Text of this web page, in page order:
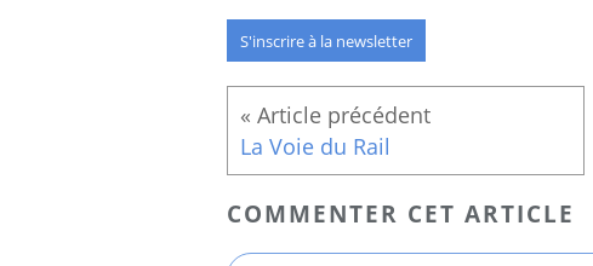
S'inscrire à la newsletter
La Voie du Rail
COMMENTER CET ARTICLE